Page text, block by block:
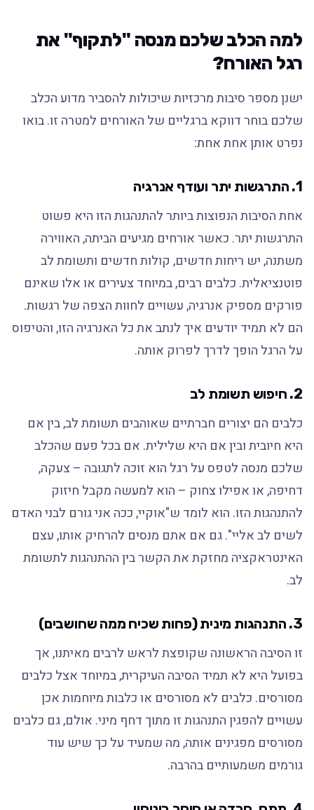
למה הכלב שלכם מנסה "לתקוף" את
רגל האורח?
ישנן מספר סיבות מרכזיות שיכולות להסביר מדוע הכלב
שלכם בוחר דווקא ברגליים של האורחים למטרה זו. בואו
נפרט אותן אחת אחת:
1. התרגשות יתר ועודף אנרגיה
אחת הסיבות הנפוצות ביותר להתנהגות הזו היא פשוט
התרגשות יתר. כאשר אורחים מגיעים הביתה, האווירה
משתנה, יש ריחות חדשים, קולות חדשים ותשומת לב
פוטנציאלית. כלבים רבים, במיוחד צעירים או אלו שאינם
פורקים מספיק אנרגיה, עשויים לחוות הצפה של רגשות.
הם לא תמיד יודעים איך לנתב את כל האנרגיה הזו, והטיפוס
על הרגל הופך לדרך לפרוק אותה.
2. חיפוש תשומת לב
כלבים הם יצורים חברתיים שאוהבים תשומת לב, בין אם
היא חיובית ובין אם היא שלילית. אם בכל פעם שהכלב
שלכם מנסה לטפס על רגל הוא זוכה לתגובה – צעקה,
דחיפה, או אפילו צחוק – הוא למעשה מקבל חיזוק
להתנהגות הזו. הוא לומד ש"אוקיי, ככה אני גורם לבני האדם
לשים לב אליי". גם אם אתם מנסים להרחיק אותו, עצם
האינטראקציה מחזקת את הקשר בין ההתנהגות לתשומת
לב.
3. התנהגות מינית (פחות שכיח ממה שחושבים)
זו הסיבה הראשונה שקופצת לראש לרבים מאיתנו, אך
בפועל היא לא תמיד הסיבה העיקרית, במיוחד אצל כלבים
מסורסים. כלבים לא מסורסים או כלבות מיוחמות אכן
עשויים להפגין התנהגות זו מתוך דחף מיני. אולם, גם כלבים
מסורסים מפגינים אותה, מה שמעיד על כך שיש עוד
גורמים משמעותיים בהרבה.